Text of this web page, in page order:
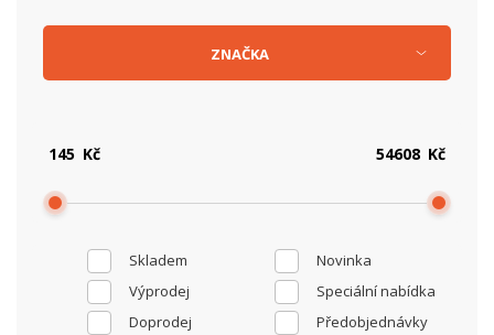
Skladem
Novinka
Výprodej
Speciální nabídka
Doprodej
Předobjednávky
Kč Kč
ZNAČKA